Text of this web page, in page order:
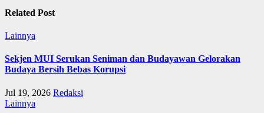
Related Post
Lainnya
Sekjen MUI Serukan Seniman dan Budayawan Gelorakan
Budaya Bersih Bebas Korupsi
Jul 19, 2026 Redaksi
Lainnya